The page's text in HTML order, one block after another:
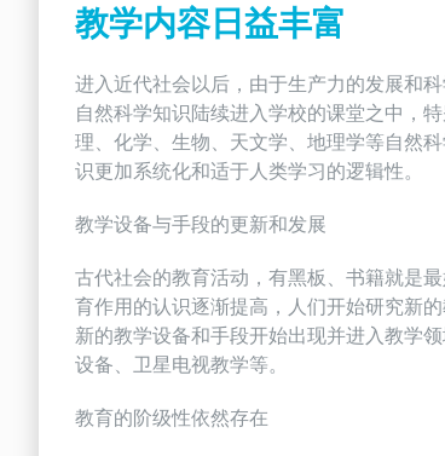
教学内容日益丰富
进入近代社会以后，由于生产力的发展和
自然科学知识陆续进入学校的课堂之中，
理、化学、生物、天文学、地理学等自然
识更加系统化和适于人类学习的逻辑性。
教学设备与手段的更新和发展
古代社会的教育活动，有黑板、书籍就是
育作用的认识逐渐提高，人们开始研究新
新的教学设备和手段开始出现并进入教学
设备、卫星电视教学等。
教育的阶级性依然存在